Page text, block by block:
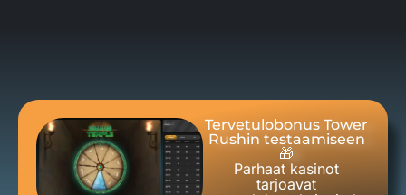
Tervetulobonus Tower
Rushin testaamiseen
🎁
Parhaat kasinot
tarjoavat